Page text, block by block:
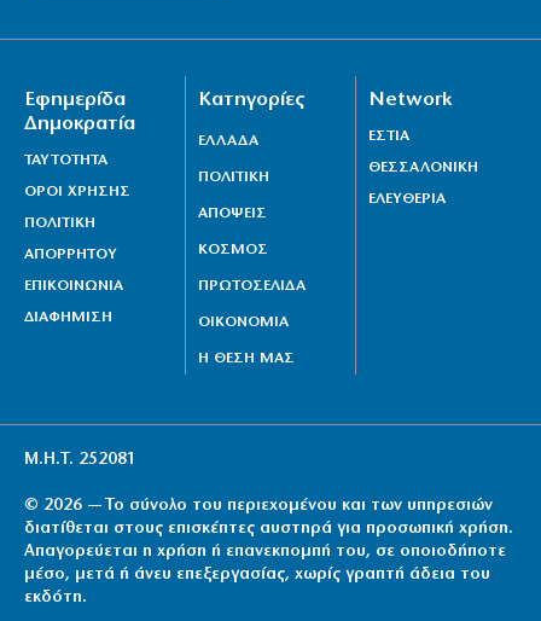
Εφημερίδα
Δημοκρατία
ΤΑΥΤΟΤΗΤΑ
ΟΡΟΙ ΧΡΗΣΗΣ
ΠΟΛΙΤΙΚΗ
ΑΠΟΡΡΗΤΟΥ
ΕΠΙΚΟΙΝΩΝΙΑ
ΔΙΑΦΗΜΙΣΗ
Κατηγορίες
ΕΛΛΑΔΑ
ΠΟΛΙΤΙΚΗ
ΑΠΟΨΕΙΣ
ΚΟΣΜΟΣ
ΠΡΩΤΟΣΕΛΙΔΑ
ΟΙΚΟΝΟΜΙΑ
Η ΘΕΣΗ ΜΑΣ
Network
ΕΣΤΙΑ
ΘΕΣΣΑΛΟΝΙΚΗ
ΕΛΕΥΘΕΡΙΑ
Μ.Η.Τ. 252081
© 2026 — Το σύνολο του περιεχομένου και των υπηρεσιών
διατίθεται στους επισκέπτες αυστηρά για προσωπική χρήση.
Απαγορεύεται η χρήση ή επανεκπομπή του, σε οποιοδήποτε
μέσο, μετά ή άνευ επεξεργασίας, χωρίς γραπτή άδεια του
εκδότη.